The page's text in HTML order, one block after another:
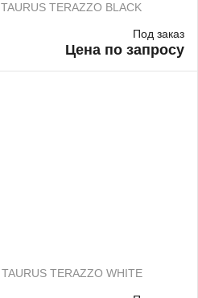
TAURUS TERAZZO BLACK
Под заказ
Цена по запросу
TAURUS TERAZZO WHITE